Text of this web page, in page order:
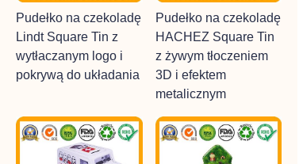
Pudełko na czekoladę
Lindt Square Tin z
wytłaczanym logo i
pokrywą do układania
Pudełko na czekoladę
HACHEZ Square Tin
z żywym tłoczeniem
3D i efektem
metalicznym